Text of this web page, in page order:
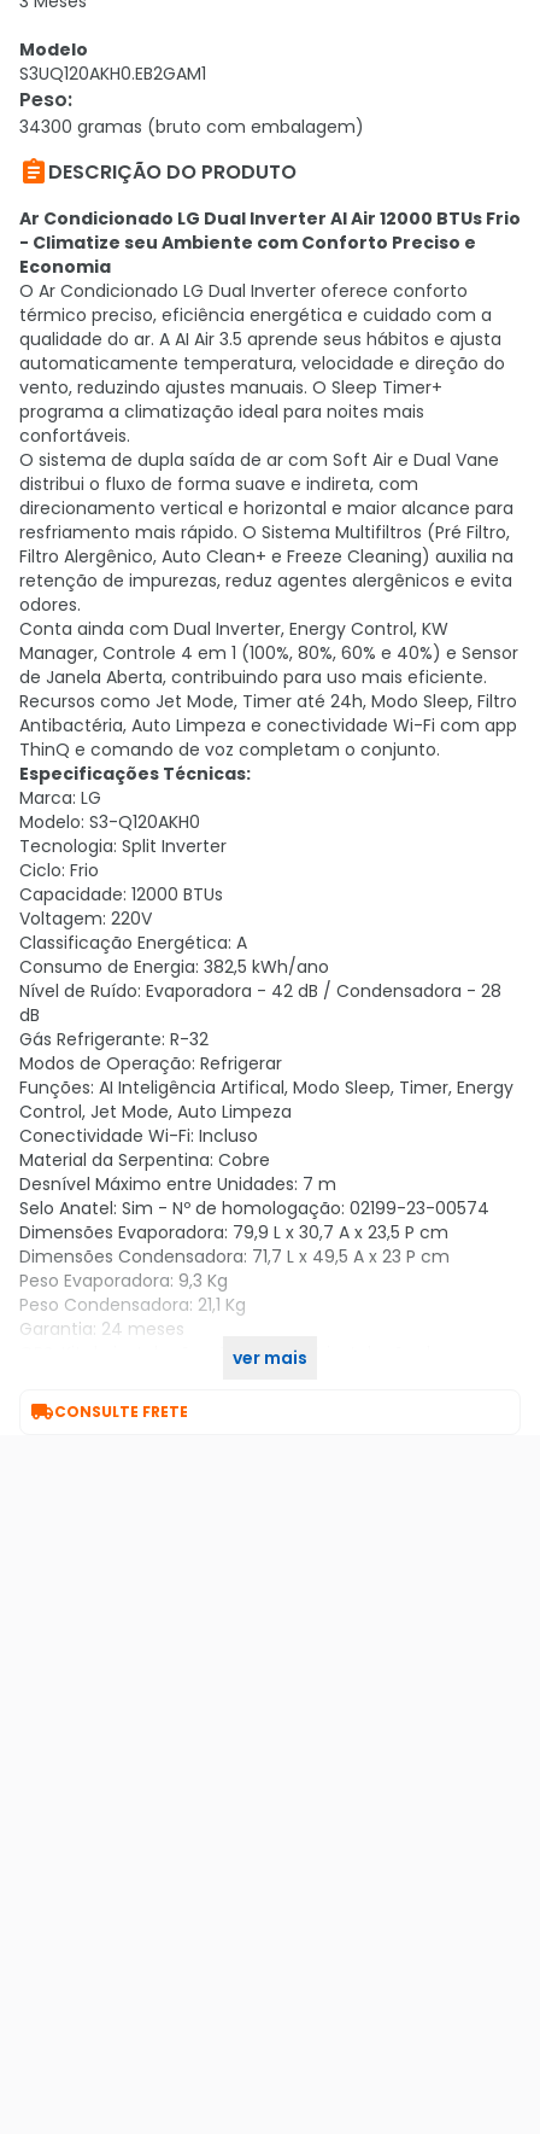
Modelo
S3UQ120AKH0.EB2GAM1
Peso:
34300 gramas (bruto com embalagem)
DESCRIÇÃO DO PRODUTO
Ar Condicionado LG Dual Inverter AI Air 12000 BTUs Frio
- Climatize seu Ambiente com Conforto Preciso e
Economia
O Ar Condicionado LG Dual Inverter oferece conforto
térmico preciso, eficiência energética e cuidado com a
qualidade do ar. A AI Air 3.5 aprende seus hábitos e ajusta
automaticamente temperatura, velocidade e direção do
vento, reduzindo ajustes manuais. O Sleep Timer+
programa a climatização ideal para noites mais
confortáveis.
O sistema de dupla saída de ar com Soft Air e Dual Vane
distribui o fluxo de forma suave e indireta, com
direcionamento vertical e horizontal e maior alcance para
resfriamento mais rápido. O Sistema Multifiltros (Pré Filtro,
Filtro Alergênico, Auto Clean+ e Freeze Cleaning) auxilia na
retenção de impurezas, reduz agentes alergênicos e evita
odores.
Conta ainda com Dual Inverter, Energy Control, KW
Manager, Controle 4 em 1 (100%, 80%, 60% e 40%) e Sensor
de Janela Aberta, contribuindo para uso mais eficiente.
Recursos como Jet Mode, Timer até 24h, Modo Sleep, Filtro
Antibactéria, Auto Limpeza e conectividade Wi-Fi com app
ThinQ e comando de voz completam o conjunto.
Especificações Técnicas:
Marca: LG
Modelo: S3-Q120AKH0
Tecnologia: Split Inverter
Ciclo: Frio
Capacidade: 12000 BTUs
Voltagem: 220V
Classificação Energética: A
Consumo de Energia: 382,5 kWh/ano
Nível de Ruído: Evaporadora - 42 dB / Condensadora - 28
dB
Gás Refrigerante: R-32
Modos de Operação: Refrigerar
Funções: AI Inteligência Artifical, Modo Sleep, Timer, Energy
Control, Jet Mode, Auto Limpeza
Conectividade Wi-Fi: Incluso
Material da Serpentina: Cobre
Desnível Máximo entre Unidades: 7 m
Selo Anatel: Sim - Nº de homologação: 02199-23-00574
Dimensões Evaporadora: 79,9 L x 30,7 A x 23,5 P cm
Dimensões Condensadora: 71,7 L x 49,5 A x 23 P cm
Peso Evaporadora: 9,3 Kg
Peso Condensadora: 21,1 Kg
Garantia: 24 meses
OBS: Kit de instalação não incluso. A instalação deve ser
ver mais
CONSULTE FRETE